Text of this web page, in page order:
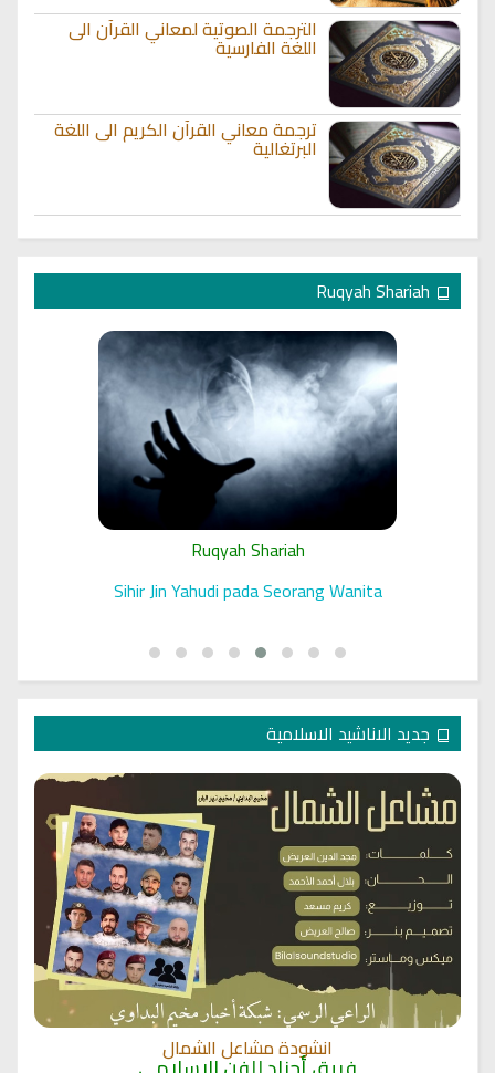
الترجمة الصوتية لمعاني القرآن الى
اللغة الفارسية
ترجمة معاني القرآن الكريم الى اللغة
البرتغالية
Ruqyah Shariah
Sihir Jin Yahudi pada Seorang Wanita
جديد الاناشيد الاسلامية
انشودة مشاعل الشمال